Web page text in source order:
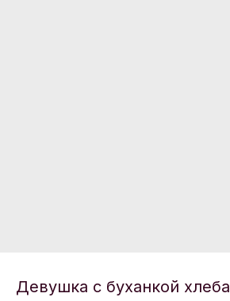
Девушка с буханкой хлеба